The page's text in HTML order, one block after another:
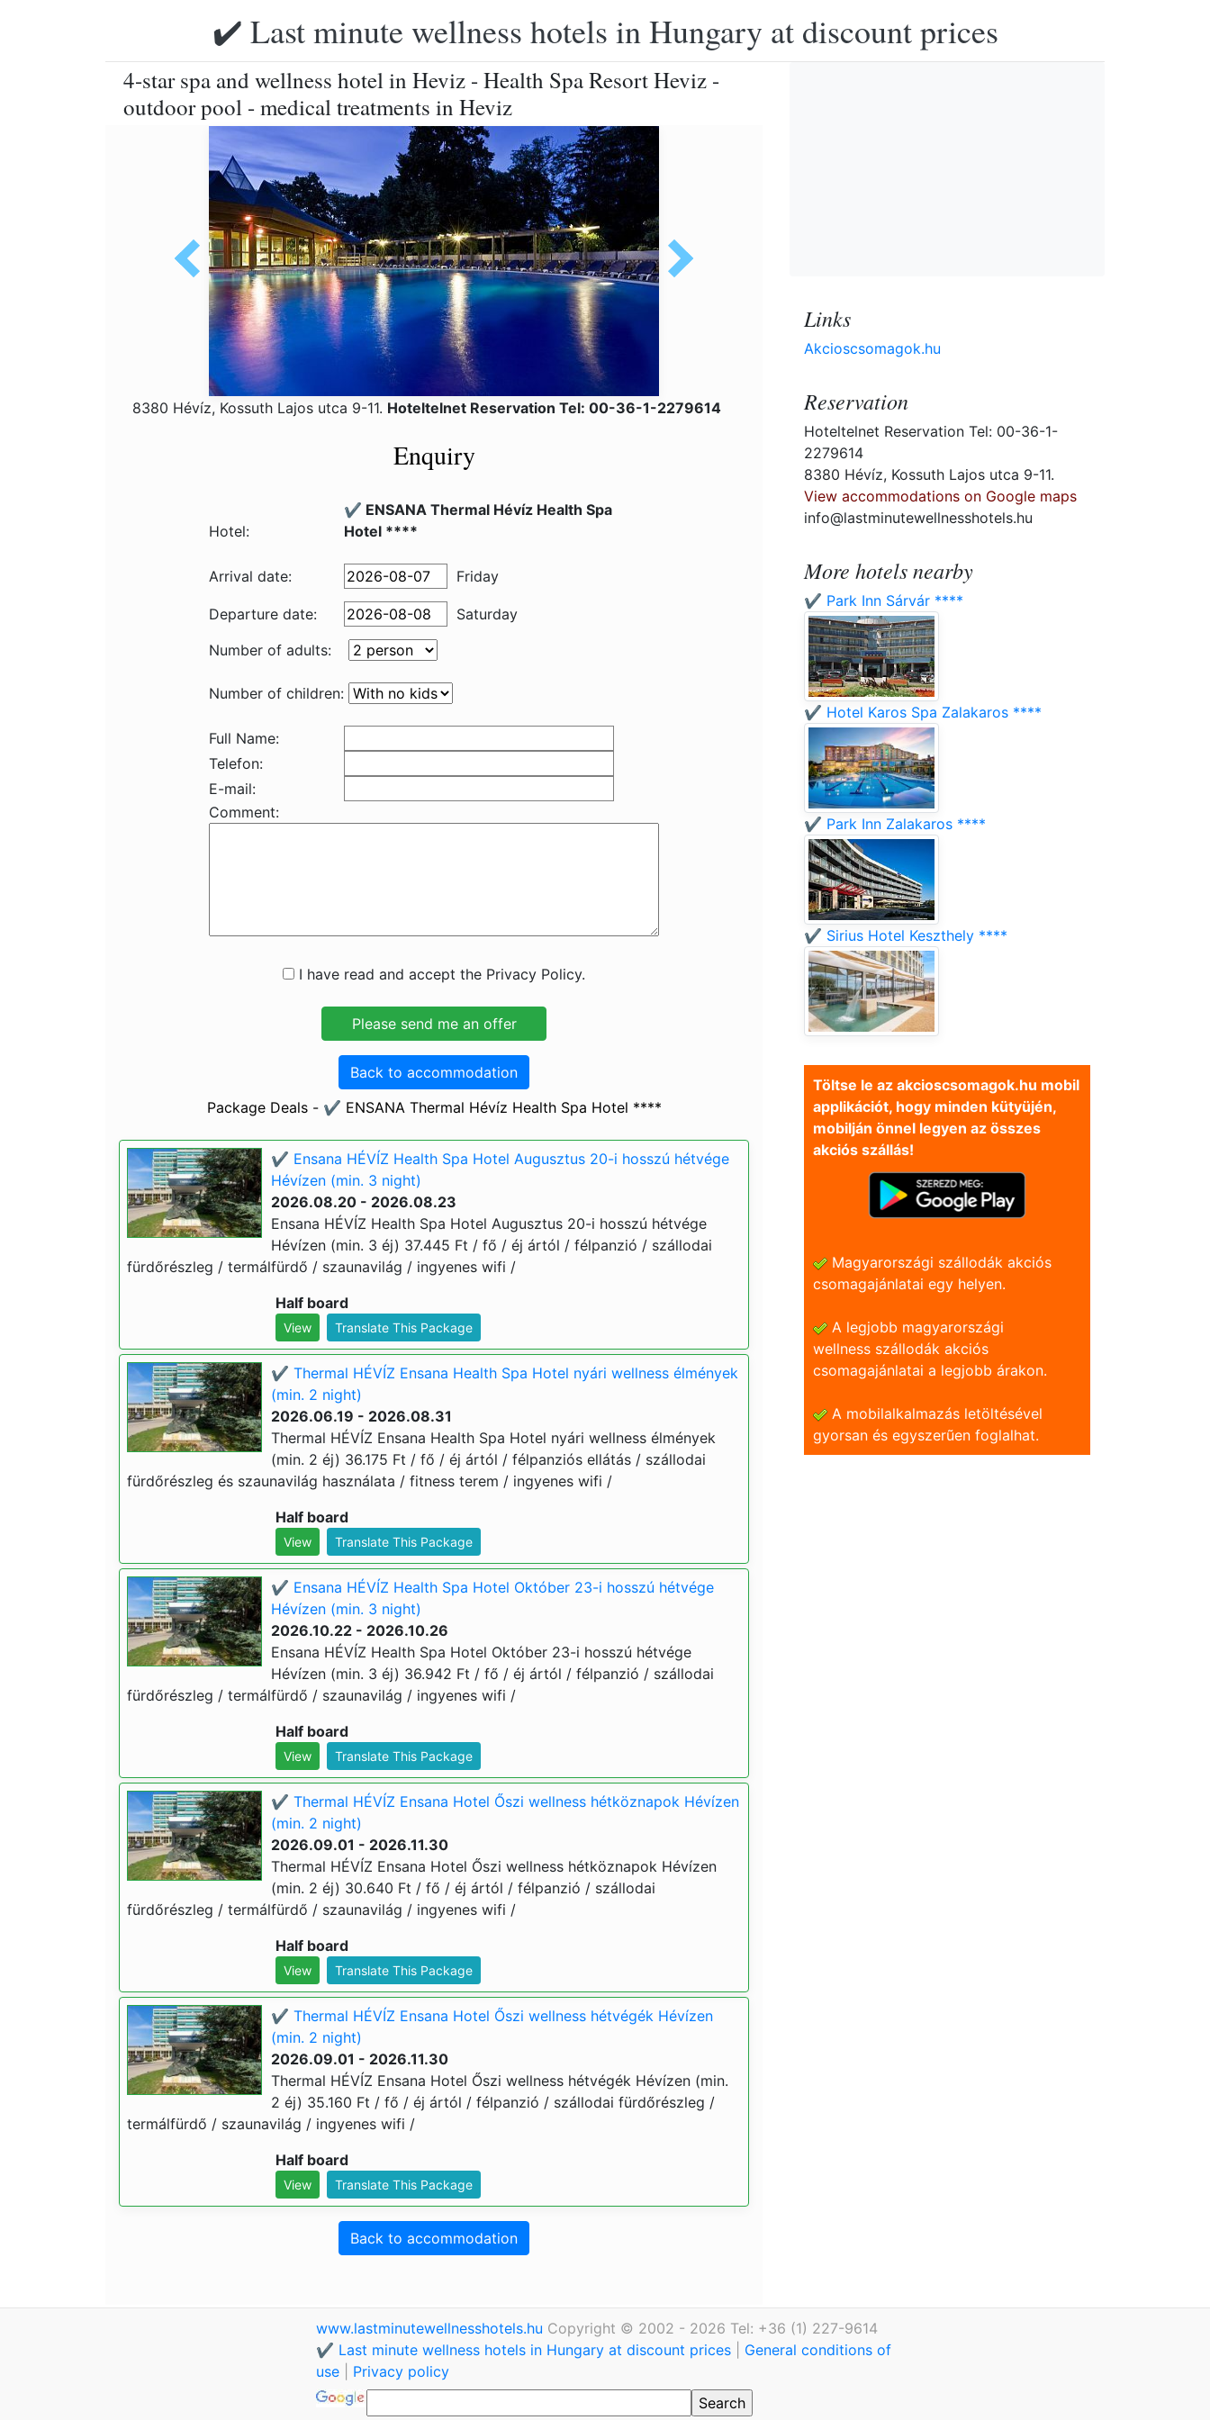
✔️ Last minute wellness hotels in Hungary at discount prices
4-star spa and wellness hotel in Heviz - Health Spa Resort Heviz -
outdoor pool - medical treatments in Heviz
8380 Hévíz, Kossuth Lajos utca 9-11. Hoteltelnet Reservation Tel: 00-36-1-2279614
Enquiry
Hotel:
✔️ ENSANA Thermal Hévíz Health Spa
Hotel ****
Arrival date: Friday
Departure date:
Saturday
Number of adults:
Number of children:
Full Name:
Telefon:
E-mail:
Comment:
I have read and accept the Privacy Policy.
Back to accommodation
Package Deals - ✔️ ENSANA Thermal Hévíz Health Spa Hotel ****
✔️ Ensana HÉVÍZ Health Spa Hotel Augusztus 20-i hosszú hétvége
Hévízen (min. 3 night)
2026.08.20 - 2026.08.23
Ensana HÉVÍZ Health Spa Hotel Augusztus 20-i hosszú hétvége
Hévízen (min. 3 éj) 37.445 Ft / fő / éj ártól / félpanzió / szállodai
fürdőrészleg / termálfürdő / szaunavilág / ingyenes wifi /
Half board
View Translate This Package
✔️ Thermal HÉVÍZ Ensana Health Spa Hotel nyári wellness élmények
(min. 2 night)
2026.06.19 - 2026.08.31
Thermal HÉVÍZ Ensana Health Spa Hotel nyári wellness élmények
(min. 2 éj) 36.175 Ft / fő / éj ártól / félpanziós ellátás / szállodai
fürdőrészleg és szaunavilág használata / fitness terem / ingyenes wifi /
Half board
View Translate This Package
✔️ Ensana HÉVÍZ Health Spa Hotel Október 23-i hosszú hétvége
Hévízen (min. 3 night)
2026.10.22 - 2026.10.26
Ensana HÉVÍZ Health Spa Hotel Október 23-i hosszú hétvége
Hévízen (min. 3 éj) 36.942 Ft / fő / éj ártól / félpanzió / szállodai
fürdőrészleg / termálfürdő / szaunavilág / ingyenes wifi /
Half board
View Translate This Package
✔️ Thermal HÉVÍZ Ensana Hotel Őszi wellness hétköznapok Hévízen
(min. 2 night)
2026.09.01 - 2026.11.30
Thermal HÉVÍZ Ensana Hotel Őszi wellness hétköznapok Hévízen
(min. 2 éj) 30.640 Ft / fő / éj ártól / félpanzió / szállodai
fürdőrészleg / termálfürdő / szaunavilág / ingyenes wifi /
Half board
View Translate This Package
✔️ Thermal HÉVÍZ Ensana Hotel Őszi wellness hétvégék Hévízen
(min. 2 night)
2026.09.01 - 2026.11.30
Thermal HÉVÍZ Ensana Hotel Őszi wellness hétvégék Hévízen (min.
2 éj) 35.160 Ft / fő / éj ártól / félpanzió / szállodai fürdőrészleg /
termálfürdő / szaunavilág / ingyenes wifi /
Half board
View Translate This Package
Back to accommodation
Links
Akcioscsomagok.hu
Reservation
Hoteltelnet Reservation Tel: 00-36-1-
2279614
8380 Hévíz, Kossuth Lajos utca 9-11.
View accommodations on Google maps
info@lastminutewellnesshotels.hu
More hotels nearby
✔️ Park Inn Sárvár ****
✔️ Hotel Karos Spa Zalakaros ****
✔️ Park Inn Zalakaros ****
✔️ Sirius Hotel Keszthely ****
Töltse le az akcioscsomagok.hu mobil
applikációt, hogy minden kütyüjén,
mobilján önnel legyen az összes
akciós szállás!
Magyarországi szállodák akciós
csomagajánlatai egy helyen.
A legjobb magyarországi
wellness szállodák akciós
csomagajánlatai a legjobb árakon.
A mobilalkalmazás letöltésével
gyorsan és egyszerũen foglalhat.
www.lastminutewellnesshotels.hu Copyright © 2002 - 2026 Tel: +36 (1) 227-9614
✔️ Last minute wellness hotels in Hungary at discount prices
General conditions of
use
Privacy policy